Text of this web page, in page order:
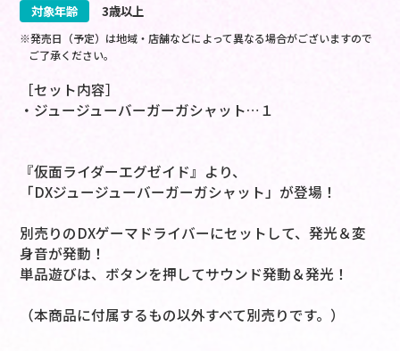
対象年齢
3歳以上
※発売日（予定）は地域・店舗などによって異なる場合がございますので
ご了承ください。
［セット内容］
・ジュージューバーガーガシャット…１
『仮面ライダーエグゼイド』より、
「DXジュージューバーガーガシャット」が登場！
別売りのDXゲーマドライバーにセットして、発光＆変
身音が発動！
単品遊びは、ボタンを押してサウンド発動＆発光！
（本商品に付属するもの以外すべて別売りです。）